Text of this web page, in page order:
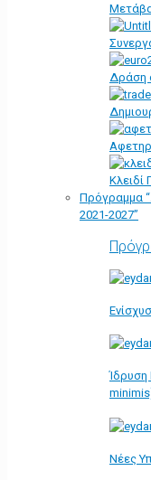
Δράση
Κλειδί
Πρόγραμμα
2021-2027”
Ίδρυση
Νέες